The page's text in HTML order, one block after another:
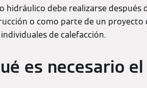
hidráulico debe realizarse después
o como parte de un
de calefacción.
es necesario